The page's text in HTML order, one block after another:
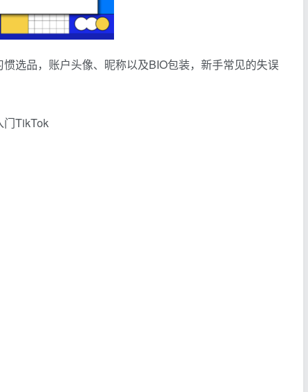
选品，账户头像、昵称以及BIO包装，新手常见的失误
门TikTok